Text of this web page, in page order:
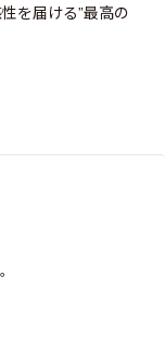
を届ける”最高の